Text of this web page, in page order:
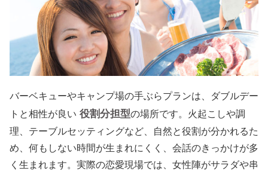
バーベキューやキャンプ場の手ぶらプランは、ダブルデー
トと相性が良い 役割分担型の場所です。火起こしや調
理、テーブルセッティングなど、自然と役割が分かれるた
め、何もしない時間が生まれにくく、会話のきっかけが多
く生まれます。実際の恋愛現場では、女性陣がサラダや串